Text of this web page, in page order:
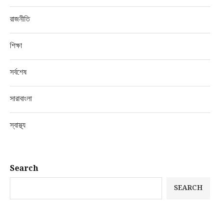
রাজনীতি
শিক্ষা
সর্বশেষ
সারাবাংলা
স্বাস্থ্য
Search
SEARCH